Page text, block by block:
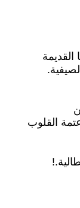
القديمة
القلوب